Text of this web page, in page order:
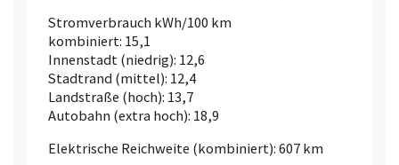
Stromverbrauch kWh/100 km
kombiniert: 15,1
Innenstadt (niedrig): 12,6
Stadtrand (mittel): 12,4
Landstraße (hoch): 13,7
Autobahn (extra hoch): 18,9
Elektrische Reichweite (kombiniert): 607 km